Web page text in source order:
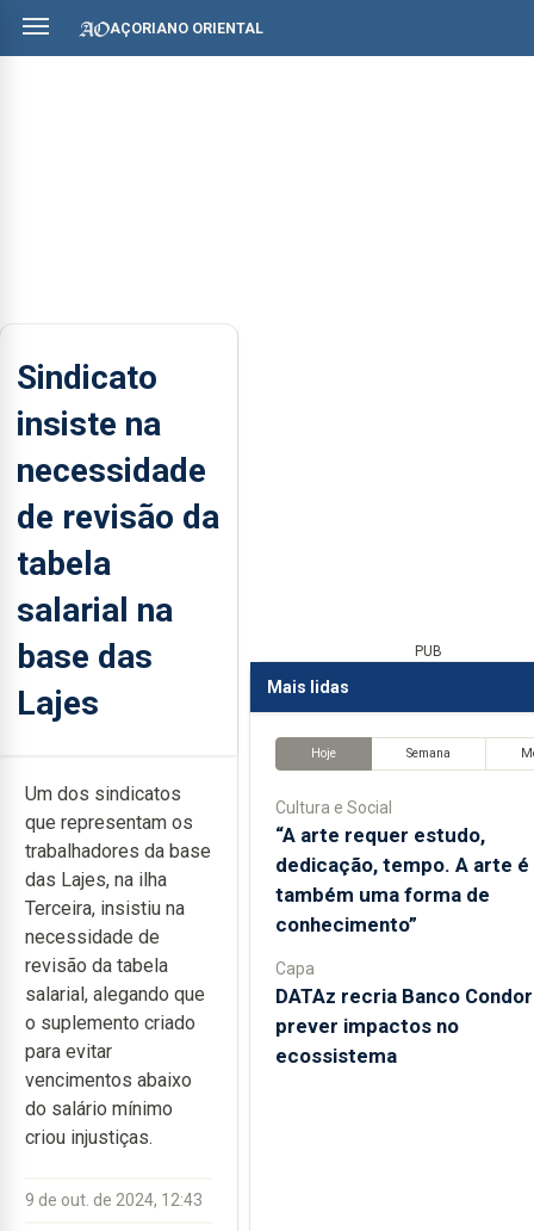
AÇORIANO ORIENTAL
Sindicato
insiste na
necessidade
de revisão da
tabela
salarial na
base das
Lajes
Um dos sindicatos
que representam os
trabalhadores da base
das Lajes, na ilha
Terceira, insistiu na
necessidade de
revisão da tabela
salarial, alegando que
o suplemento criado
para evitar
vencimentos abaixo
do salário mínimo
criou injustiças.
9 de out. de 2024, 12:43
PUB
Mais lidas
Hoje Semana
Cultura e Social
“A arte requer estudo,
dedicação, tempo. A arte é
também uma forma de
conhecimento”
Capa
DATAz recria Banco
prever impactos no
ecossistema